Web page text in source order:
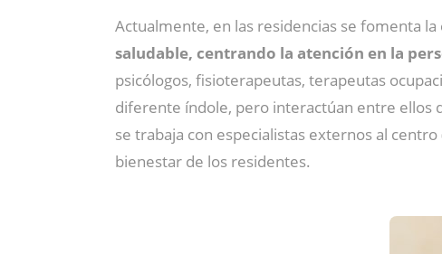
Actualmente, en las residencias se fomenta
saludable, centrando la atención en la
psicólogos, fisioterapeutas, terapeutas
diferente índole, pero interactúan entre
se trabaja con especialistas externos al
bienestar de los residentes.